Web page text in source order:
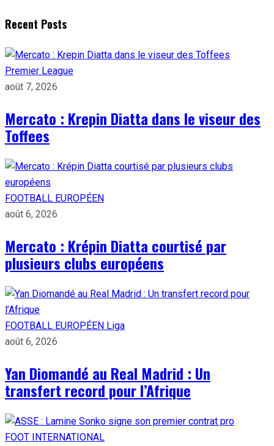
Recent Posts
Premier League
août 7, 2026
Mercato : Krepin Diatta dans le viseur des
Toffees
FOOTBALL EUROPÉEN
août 6, 2026
Mercato : Krépin Diatta courtisé par
plusieurs clubs européens
FOOTBALL EUROPÉEN Liga
août 6, 2026
Yan Diomandé au Real Madrid : Un
transfert record pour l’Afrique
FOOT INTERNATIONAL